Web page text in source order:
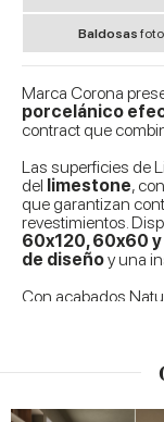
Baldosas
Marca Corona
porcelánico
contract que
Las superficies de
del limestone,
que garantizan
revestimientos.
60x120, 60x60
de diseñoy una
Con acabados
comerciales y
duradera.